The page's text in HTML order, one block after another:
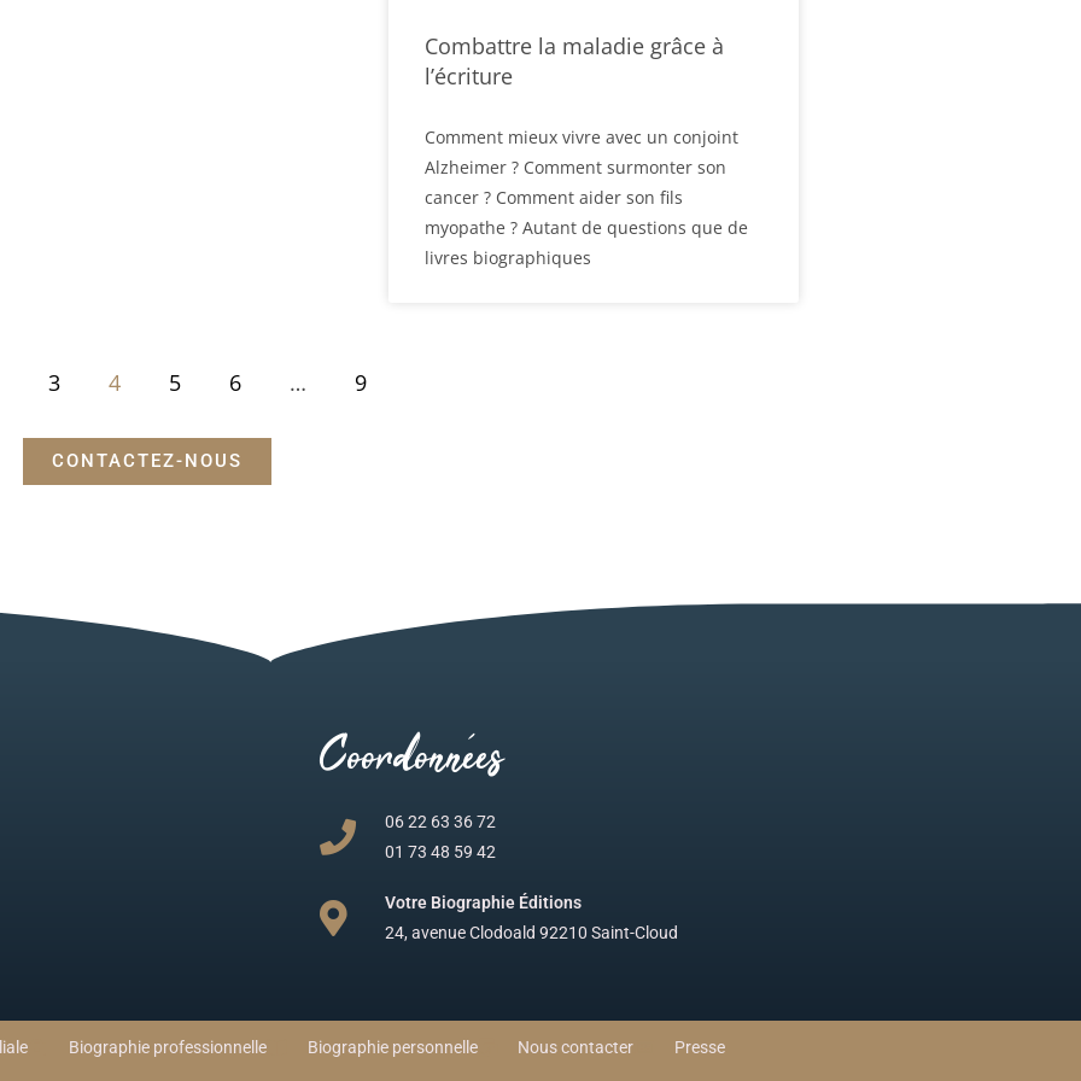
Combattre la maladie grâce à
l’écriture
Comment mieux vivre avec un conjoint
Alzheimer ? Comment surmonter son
cancer ? Comment aider son fils
myopathe ? Autant de questions que de
livres biographiques
3 4 5 6 … 9
CONTACTEZ-NOUS
Coordonnées
06 22 63 36 72
01 73 48 59 42
Votre Biographie Éditions
24, avenue Clodoald 92210 Saint-Cloud
Biographie professionnelle Biographie personnelle Nous contacter Presse